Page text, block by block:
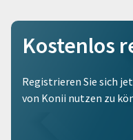
Kostenlos
Registrieren Sie sich
von Konii nutzen zu